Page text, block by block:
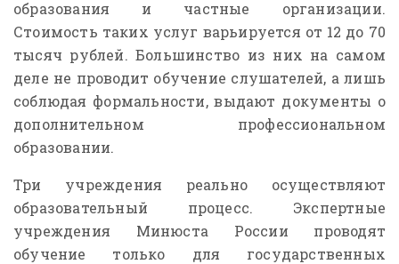
образования и частные организации.
Стоимость таких услуг варьируется от 12 до 70
тысяч рублей. Большинство из них на самом
деле не проводит обучение слушателей, а лишь
соблюдая формальности, выдают документы о
дополнительном профессиональном
образовании.
Три учреждения реально осуществляют
образовательный процесс. Экспертные
учреждения Минюста России проводят
обучение только для государственных